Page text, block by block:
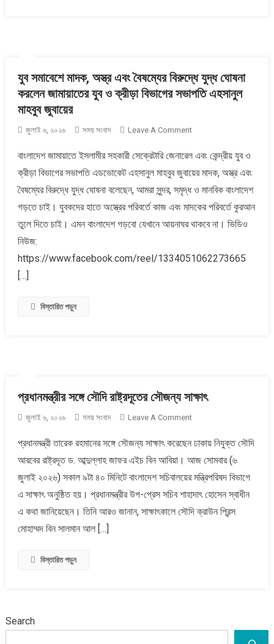
যুব সমাবেশে মাদক, অস্ত্র এবং বৈষম্যের বিরুদ্ধে যুদ্ধ ঘোষনা
করলেন জামায়াতের যুব ও ক্রীড়া বিভাগের সভাপতি এহসানুল
মাহবুব জুবায়ের
জুলাই ৬, ২০২৬ সময় সংবাদ Leave A CommentOn
সমাবেশে
মাদক,
বিরুদ্ধে
ঘোষনা
জুবায়ের
বাংলাদেশ জামায়াতে ইসলামীর সহকারী সেক্রেটারি জেনারেল এবং কেন্দ্রীয় যুব ও
ক্রীড়া বিভাগের সভাপতি এডভোকেট এহসানুল মাহবুব জুবায়ের মাদক, অস্ত্র এবং
বৈষম্যের বিরুদ্ধে যুদ্ধ ঘোষনা বলেছেন, আমরা সুন্দর, সমৃদ্ধ ও মানবিক বাংলাদেশ
গড়তে চাই। যুবকদের হাতে অস্ত্রের পরিবর্তে কাজ এবং মাদকের পরিবর্তে কুরআন
তুলে দিতে চাই। এমন বাংলাদেশ গড়বো যেখানে আয়নাঘর থাকবে না। ভিডিও
নিউজ:
https://www.facebook.com/reel/1334051062273665
[…]
বিস্তারিত পড়ুন
প্রধানমন্ত্রীর সঙ্গে সৌদি রাষ্ট্রদূতের সৌজন্য সাক্ষাৎ
জুলাই ৬, ২০২৬ সময় সংবাদ Leave A CommentOn
সঙ্গে
সৌদি
রাষ্ট্রদূতের
সাক্ষাৎ
প্রধানমন্ত্রী তারেক রহমানের সঙ্গে সৌজন্য সাক্ষাৎ করেছেন ঢাকায় নিযুক্ত সৌদি
আরবের রাষ্ট্রদূত ড. আব্দুল্লাহ জাফর এইচ বিন আবিয়া। আজ সোমবার (৬
জুলাই ২০২৬) সকাল ৯টা ৪০ মিনিটে বাংলাদেশ সচিবালয়ের মন্ত্রিপরিষদ বিভাগে
এ সাক্ষাৎ অনুষ্ঠিত হয়। প্রধানমন্ত্রীর উপ-প্রেস সচিব শাহাদাৎ হোসেন স্বাধীন
এ কথা জানিয়েছেন। তিনি আরও জানান, সাক্ষাৎকালে সৌদি ক্রাউন প্রিন্স
মোহাম্মদ বিন সালমান আল […]
বিস্তারিত পড়ুন
Search